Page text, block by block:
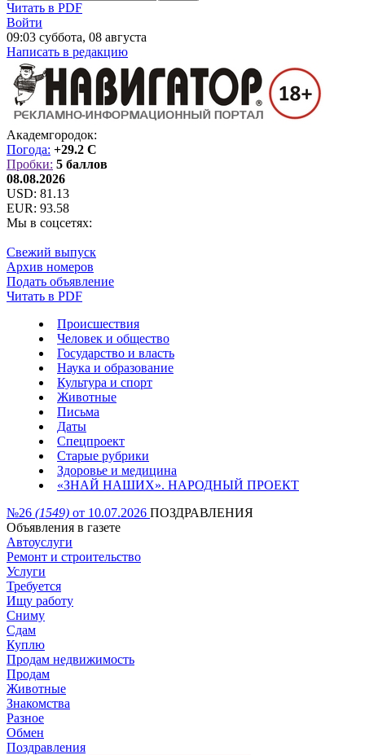
Читать в PDF
Войти
09:03 суббота, 08 августа
Написать в редакцию
Академгородок:
Погода: +29.2 C
Пробки: 5 баллов
08.08.2026
USD: 81.13
EUR: 93.58
Мы в соцсетях:
Свежий выпуск
Архив номеров
Подать объявление
Читать в PDF
Происшествия
Человек и общество
Государство и власть
Наука и образование
Культура и спорт
Животные
Письма
Даты
Спецпроект
Старые рубрики
Здоровье и медицина
«ЗНАЙ НАШИХ». НАРОДНЫЙ ПРОЕКТ
№26 (1549) от 10.07.2026 ПОЗДРАВЛЕНИЯ
Объявления в газете
Автоуслуги
Ремонт и строительство
Услуги
Требуется
Ищу работу
Сниму
Сдам
Куплю
Продам недвижимость
Продам
Животные
Знакомства
Разное
Обмен
Поздравления